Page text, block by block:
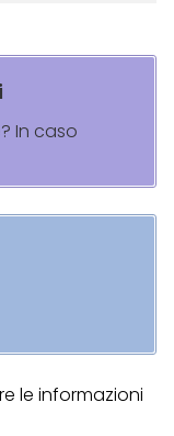
In caso
le informazioni